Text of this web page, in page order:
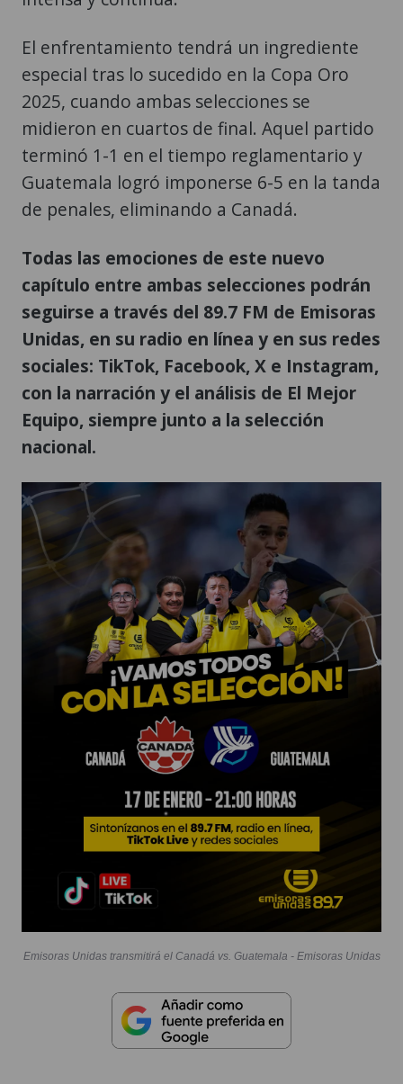
El enfrentamiento tendrá un ingrediente
especial tras lo sucedido en la Copa Oro
2025, cuando ambas selecciones se
midieron en cuartos de final. Aquel partido
terminó 1-1 en el tiempo reglamentario y
Guatemala logró imponerse 6-5 en la tanda
de penales, eliminando a Canadá.
Todas las emociones de este nuevo
capítulo entre ambas selecciones podrán
seguirse a través del 89.7 FM de Emisoras
Unidas, en su radio en línea y en sus redes
sociales: TikTok, Facebook, X e Instagram,
con la narración y el análisis de El Mejor
Equipo, siempre junto a la selección
nacional.
Emisoras Unidas transmitirá el Canadá vs. Guatemala - Emisoras Unidas